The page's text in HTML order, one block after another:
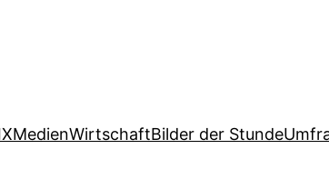
MedienWirtschaftBilder der Stunde